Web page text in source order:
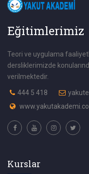
Eğitimlerimiz
Teori ve uygulama
dersliklerimizde
verilmektedir.
444 5 418
Kurslar